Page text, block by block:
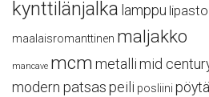
kynttilänjalka lamppu lipasto
maalaisromanttinen maljakko
mancave mcm metallimid
modern patsaspeili posliini pöytä